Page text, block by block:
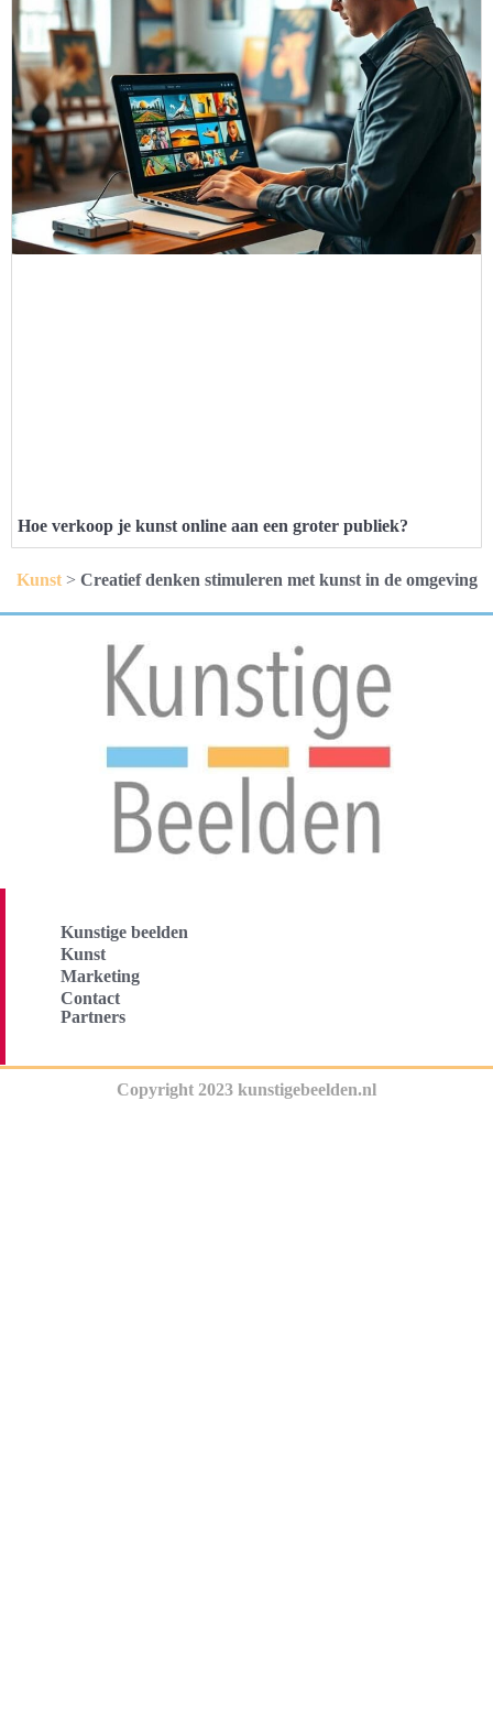
Hoe verkoop je kunst online aan een groter publiek?
Kunst> Creatief denken stimuleren met kunst in de omgeving
Kunstige beelden
Kunst
Marketing
Contact
Partners
Copyright 2023 kunstigebeelden.nl